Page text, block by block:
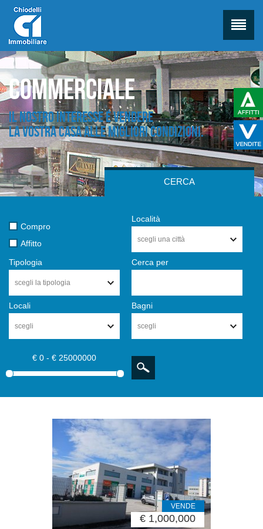
Commerciale
Il nostro interesse é vendere
la vostra casa alle migliori condizioni.
CERCA
Compro
Affitto
Località
scegli una città
Tipologia
scegli la tipologia
Cerca per
Locali
scegli
Bagni
scegli
€ 0 - € 25000000
VENDE
€ 1,000,000